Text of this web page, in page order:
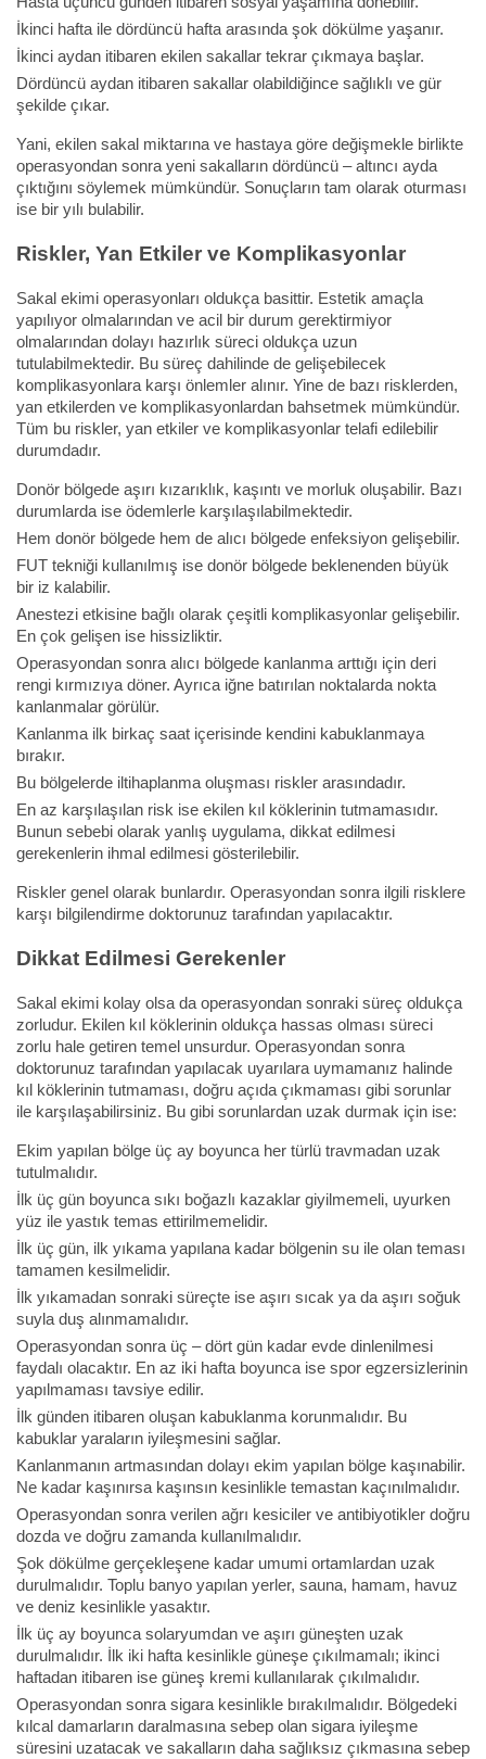
İkinci hafta ile dördüncü hafta arasında şok dökülme yaşanır.
İkinci aydan itibaren ekilen sakallar tekrar çıkmaya başlar.
Dördüncü aydan itibaren sakallar olabildiğince sağlıklı ve gür
şekilde çıkar.
Yani, ekilen sakal miktarına ve hastaya göre değişmekle birlikte
operasyondan sonra yeni sakalların dördüncü – altıncı ayda
çıktığını söylemek mümkündür. Sonuçların tam olarak oturması
ise bir yılı bulabilir.
Riskler, Yan Etkiler ve Komplikasyonlar
Sakal ekimi operasyonları oldukça basittir. Estetik amaçla
yapılıyor olmalarından ve acil bir durum gerektirmiyor
olmalarından dolayı hazırlık süreci oldukça uzun
tutulabilmektedir. Bu süreç dahilinde de gelişebilecek
komplikasyonlara karşı önlemler alınır. Yine de bazı risklerden,
yan etkilerden ve komplikasyonlardan bahsetmek mümkündür.
Tüm bu riskler, yan etkiler ve komplikasyonlar telafi edilebilir
durumdadır.
Donör bölgede aşırı kızarıklık, kaşıntı ve morluk oluşabilir. Bazı
durumlarda ise ödemlerle karşılaşılabilmektedir.
Hem donör bölgede hem de alıcı bölgede enfeksiyon gelişebilir.
FUT tekniği kullanılmış ise donör bölgede beklenenden büyük
bir iz kalabilir.
Anestezi etkisine bağlı olarak çeşitli komplikasyonlar gelişebilir.
En çok gelişen ise hissizliktir.
Operasyondan sonra alıcı bölgede kanlanma arttığı için deri
rengi kırmızıya döner. Ayrıca iğne batırılan noktalarda nokta
kanlanmalar görülür.
Kanlanma ilk birkaç saat içerisinde kendini kabuklanmaya
bırakır.
Bu bölgelerde iltihaplanma oluşması riskler arasındadır.
En az karşılaşılan risk ise ekilen kıl köklerinin tutmamasıdır.
Bunun sebebi olarak yanlış uygulama, dikkat edilmesi
gerekenlerin ihmal edilmesi gösterilebilir.
Riskler genel olarak bunlardır. Operasyondan sonra ilgili risklere
karşı bilgilendirme doktorunuz tarafından yapılacaktır.
Dikkat Edilmesi Gerekenler
Sakal ekimi kolay olsa da operasyondan sonraki süreç oldukça
zorludur. Ekilen kıl köklerinin oldukça hassas olması süreci
zorlu hale getiren temel unsurdur. Operasyondan sonra
doktorunuz tarafından yapılacak uyarılara uymamanız halinde
kıl köklerinin tutmaması, doğru açıda çıkmaması gibi sorunlar
ile karşılaşabilirsiniz. Bu gibi sorunlardan uzak durmak için ise:
Ekim yapılan bölge üç ay boyunca her türlü travmadan uzak
tutulmalıdır.
İlk üç gün boyunca sıkı boğazlı kazaklar giyilmemeli, uyurken
yüz ile yastık temas ettirilmemelidir.
İlk üç gün, ilk yıkama yapılana kadar bölgenin su ile olan teması
tamamen kesilmelidir.
İlk yıkamadan sonraki süreçte ise aşırı sıcak ya da aşırı soğuk
suyla duş alınmamalıdır.
Operasyondan sonra üç – dört gün kadar evde dinlenilmesi
faydalı olacaktır. En az iki hafta boyunca ise spor egzersizlerinin
yapılmaması tavsiye edilir.
İlk günden itibaren oluşan kabuklanma korunmalıdır. Bu
kabuklar yaraların iyileşmesini sağlar.
Kanlanmanın artmasından dolayı ekim yapılan bölge kaşınabilir.
Ne kadar kaşınırsa kaşınsın kesinlikle temastan kaçınılmalıdır.
Operasyondan sonra verilen ağrı kesiciler ve antibiyotikler doğru
dozda ve doğru zamanda kullanılmalıdır.
Şok dökülme gerçekleşene kadar umumi ortamlardan uzak
durulmalıdır. Toplu banyo yapılan yerler, sauna, hamam, havuz
ve deniz kesinlikle yasaktır.
İlk üç ay boyunca solaryumdan ve aşırı güneşten uzak
durulmalıdır. İlk iki hafta kesinlikle güneşe çıkılmamalı; ikinci
haftadan itibaren ise güneş kremi kullanılarak çıkılmalıdır.
Operasyondan sonra sigara kesinlikle bırakılmalıdır. Bölgedeki
kılcal damarların daralmasına sebep olan sigara iyileşme
süresini uzatacak ve sakalların daha sağlıksız çıkmasına sebep